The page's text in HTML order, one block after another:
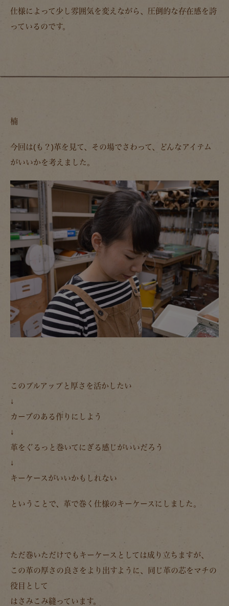
仕様によって少し雰囲気を変えながら、圧倒的な存在感を誇
っているのです。
楠
今回は(も？)革を見て、その場でさわって、どんなアイテム
がいいかを考えました。
このプルアップと厚さを活かしたい
↓
カーブのある作りにしよう
↓
革をぐるっと巻いてにぎる感じがいいだろう
↓
キーケースがいいかもしれない
ということで、革で巻く仕様のキーケースにしました。
ただ巻いただけでもキーケースとしては成り立ちますが、
この革の厚さの良さをより出すように、同じ革の芯をマチの
役目として
はさみこみ縫っています。